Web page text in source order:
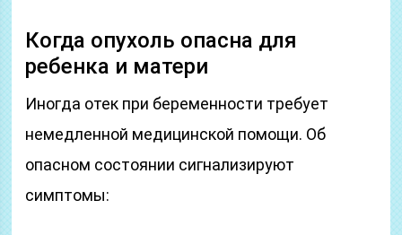
Когда опухоль опасна для
ребенка и матери
Иногда отек при беременности требует
немедленной медицинской помощи. Об
опасном состоянии сигнализируют
симптомы: